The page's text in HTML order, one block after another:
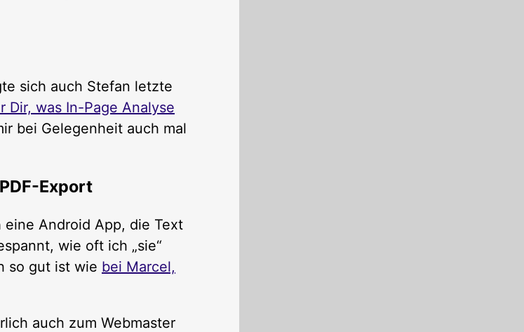
sich auch Stefan letzte
Dir, was In-Page Analyse
bei Gelegenheit auch mal
Export
Android App, die Text
wie oft ich „sie“
so gut ist wie bei Marcel,
auch zum Webmaster